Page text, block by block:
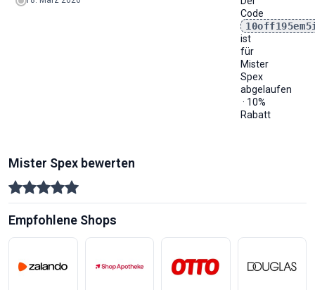
Code
ist
für
Mister
Spex
abgelaufen
· 10%
Rabatt
Mister Spex bewerten
Empfohlene Shops